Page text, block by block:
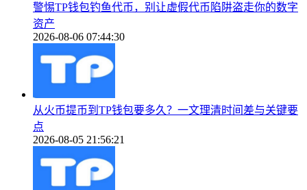
警惕TP钱包钓鱼代币，别让虚假代币陷阱盗走你的数字
资产
2026-08-06 07:44:30
从火币提币到TP钱包要多久？一文理清时间差与关键要
点
2026-08-05 21:56:21